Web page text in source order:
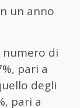
un anno
numero di
pari a
degli
pari a